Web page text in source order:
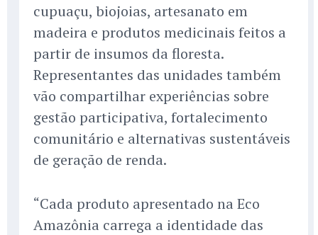
cupuaçu, biojoias, artesanato em
madeira e produtos medicinais feitos a
partir de insumos da floresta.
Representantes das unidades também
vão compartilhar experiências sobre
gestão participativa, fortalecimento
comunitário e alternativas sustentáveis
de geração de renda.
“Cada produto apresentado na Eco
Amazônia carrega a identidade das